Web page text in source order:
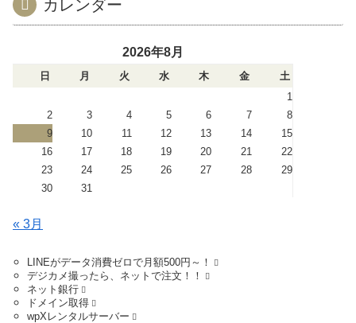
カレンダー
2026年8月
日 月 火 水 木 金
土
1
2
3 4 5 6 7
8
9
10 11 12 13 14
15
16
17 18 19 20 21
22
23
24 25 26 27 28
29
30
31
« 3月
LINEがデータ消費ゼロで月額500円～！
デジカメ撮ったら、ネットで注文！！
ネット銀行
ドメイン取得
wpXレンタルサーバー